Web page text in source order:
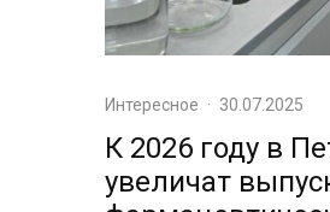
Интересное · 30.07.2025
К 2026 году в
увеличат